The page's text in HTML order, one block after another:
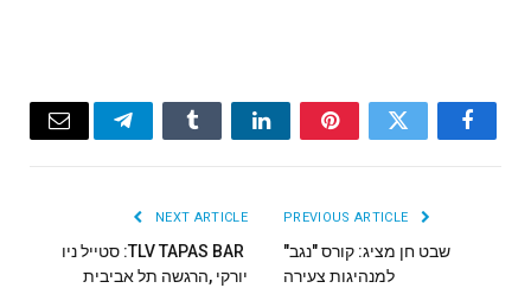
Facebook
Twitter
Pinterest
LinkedIn
Tumblr
Telegram
Email
שבט חן מציג: קורס "נגב"
למנהיגות צעירה
NEXT ARTICLE
‬יורקי‭, ‬הרגשה‭ ‬תל‭ ‬אביבית